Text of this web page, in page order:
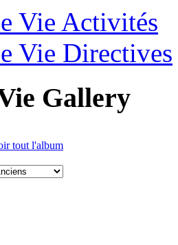
Vie Activités
Vie Directives
Gallery
tout l'album